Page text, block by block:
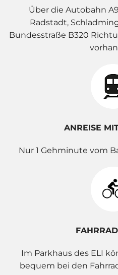
Über die Autobahn
Radstadt,
Bundesstraße B320
ANREISE
Nur 1 Gehminute vom
Im Parkhaus des ELI
bequem bei den